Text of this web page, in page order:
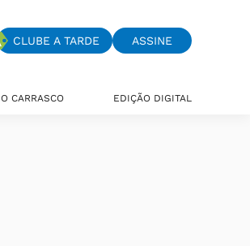
CLUBE A TARDE ASSINE
O CARRASCO EDIÇÃO DIGITAL